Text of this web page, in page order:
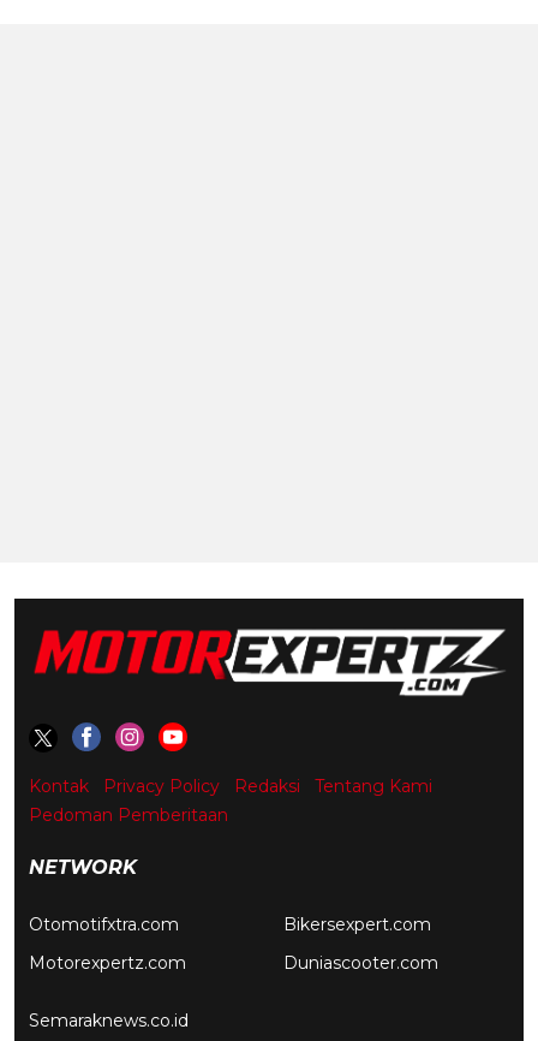
Kontak Privacy Policy Redaksi
Tentang Kami
Pedoman Pemberitaan
NETWORK
Otomotifxtra.com
Motorexpertz.com
Bikersexpert.com
Duniascooter.com
Semaraknews.co.id